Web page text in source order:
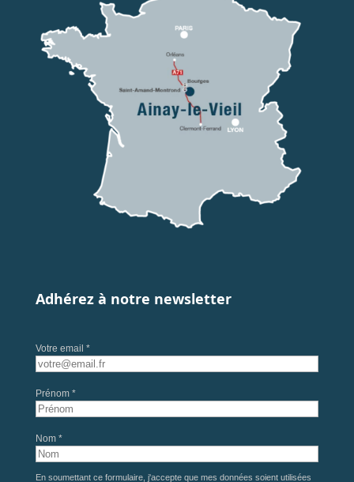
Adhérez à notre newsletter
Votre email *
Prénom *
Nom *
En soumettant ce formulaire, j'accepte que mes données soient utilisées